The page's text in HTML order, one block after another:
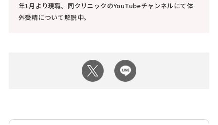
年1月より現職。同クリニックのYouTubeチャンネルにて体
外受精について解説中。